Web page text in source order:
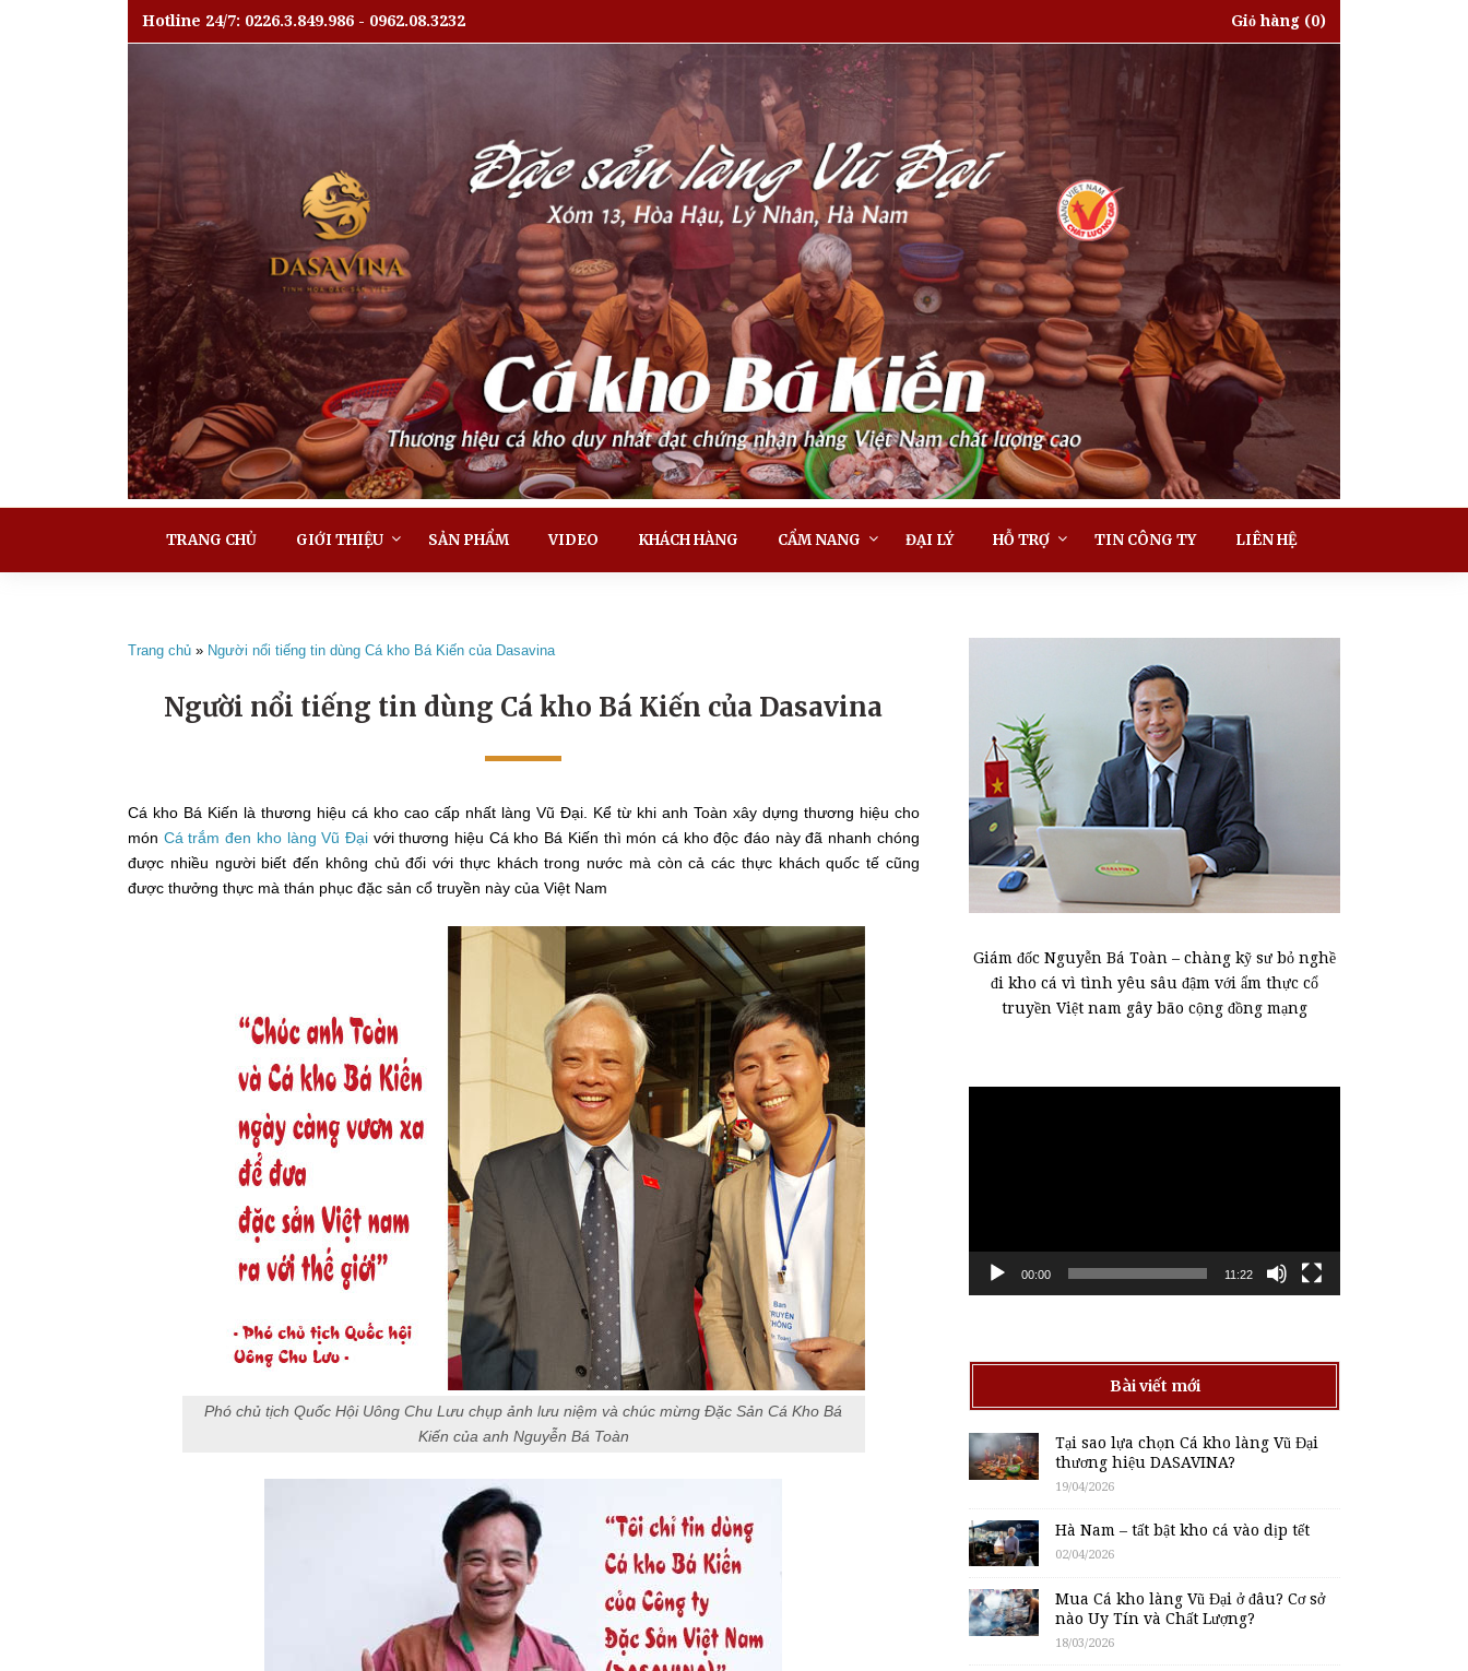
Hotline 24/7: 0226.3.849.986 - 0962.08.3232 Giỏ hàng (0)
TRANG CHỦ GIỚI THIỆU SẢN PHẨM VIDEO KHÁCH HÀNG CẨM NANG ĐẠI LÝ HỖ TRỢ TIN CÔNG TY LIÊN HỆ
Trang chủ » Người nổi tiếng tin dùng Cá kho Bá Kiến của Dasavina
Người nổi tiếng tin dùng Cá kho Bá Kiến của Dasavina
Cá kho Bá Kiến là thương hiệu cá kho cao cấp nhất làng Vũ Đại. Kể từ khi anh Toàn xây dựng thương hiệu cho
món Cá trắm đen kho làng Vũ Đạivới thương hiệu Cá kho Bá Kiến thì món cá kho độc đáo này đã nhanh chóng
được nhiều người biết đến không chủ đối với thực khách trong nước mà còn cả các thực khách quốc tế cũng
được thưởng thực mà thán phục đặc sản cổ truyền này của Việt Nam
Phó chủ tịch Quốc Hội Uông Chu Lưu chụp ảnh lưu niệm và chúc mừng Đặc Sản Cá Kho Bá
Kiến của anh Nguyễn Bá Toàn
Giám đốc Nguyễn Bá Toàn – chàng kỹ sư bỏ nghề
đi kho cá vì tình yêu sâu đậm với ẩm thực cổ
truyền Việt nam gây bão cộng đồng mạng
00:00 11:22
Bài viết mới
Tại sao lựa chọn Cá kho làng Vũ Đại
thương hiệu DASAVINA?
19/04/2026
Hà Nam – tất bật kho cá vào dịp tết
02/04/2026
Mua Cá kho làng Vũ Đại ở đâu? Cơ sở
nào Uy Tín và Chất Lượng?
18/03/2026